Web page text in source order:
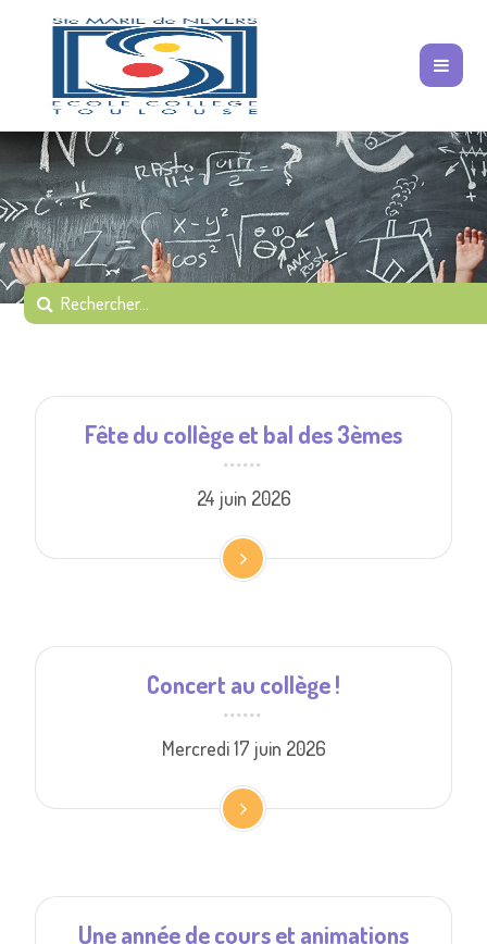
Fête du collège et bal des 3èmes
24 juin 2026
Concert au collège !
Mercredi 17 juin 2026
Une année de cours et animations